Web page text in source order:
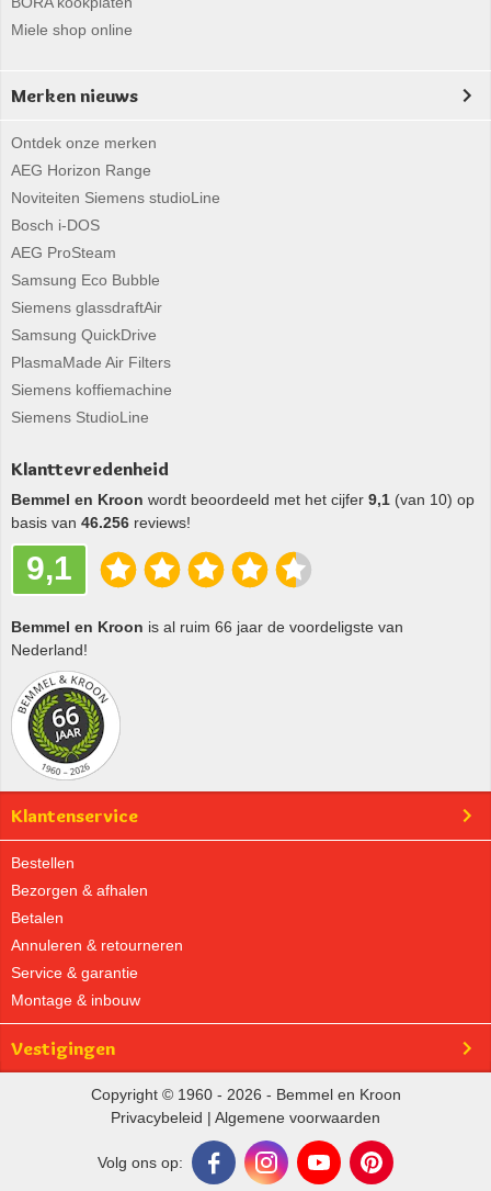
Miele shop online
Merken nieuws
Ontdek onze merken
AEG Horizon Range
Noviteiten Siemens studioLine
Bosch i-DOS
AEG ProSteam
Samsung Eco Bubble
Siemens glassdraftAir
Samsung QuickDrive
PlasmaMade Air Filters
Siemens koffiemachine
Siemens StudioLine
Klanttevredenheid
Bemmel en Kroon wordt beoordeeld met het cijfer 9,1 (van 10) op
basis van 46.256 reviews!
9,1
Bemmel en Kroon is al ruim 66 jaar de voordeligste van
Nederland!
Klantenservice
Bestellen
Bezorgen & afhalen
Betalen
Annuleren & retourneren
Service & garantie
Montage & inbouw
Vestigingen
Copyright © 1960 - 2026 - Bemmel en Kroon
Privacybeleid | Algemene voorwaarden
Volg ons op: